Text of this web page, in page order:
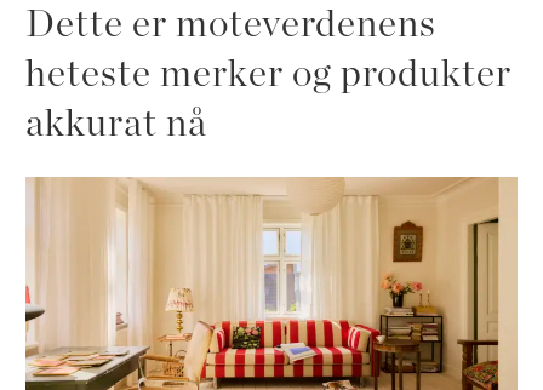
Dette er moteverdenens
heteste merker og produkter
akkurat nå